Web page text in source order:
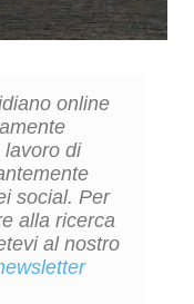
online
di
social. Per
alla ricerca
al nostro